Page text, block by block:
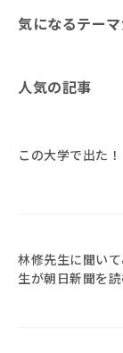
気になるテー
人気の記事
この大学で出た！
林修先生に聞い
生が朝日新聞を